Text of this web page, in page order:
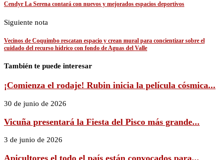
Cendyr La Serena contará con nuevos y mejorados espacios deportivos
Siguiente nota
Vecinos de Coquimbo rescatan espacio y crean mural para concientizar sobre el
cuidado del recurso hídrico con fondo de Aguas del Valle
También te puede interesar
¡Comienza el rodaje! Rubin inicia la película cósmica...
30 de junio de 2026
Vicuña presentará la Fiesta del Pisco más grande...
3 de junio de 2026
Apicultores el todo el país están convocados para...